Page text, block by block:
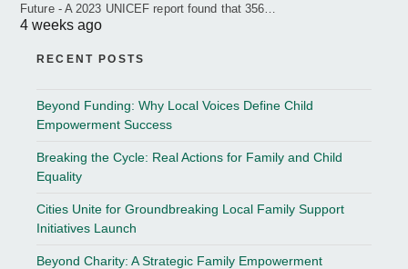
Future - A 2023 UNICEF report found that 356…
4 weeks ago
RECENT POSTS
Beyond Funding: Why Local Voices Define Child
Empowerment Success
Breaking the Cycle: Real Actions for Family and Child
Equality
Cities Unite for Groundbreaking Local Family Support
Initiatives Launch
Beyond Charity: A Strategic Family Empowerment